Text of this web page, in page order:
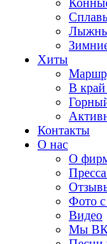
Хиты
В
Контакты
О нас
О
Фото с
Видео
Мы